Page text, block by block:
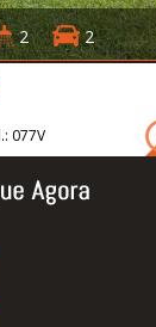
2 2
077V